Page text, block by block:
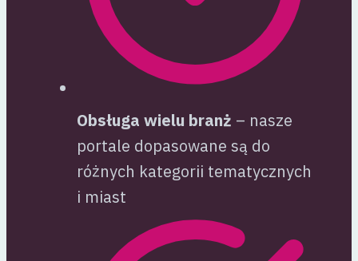
Obsługa wielu branż – nasze
portale dopasowane są do
różnych kategorii tematycznych
i miast